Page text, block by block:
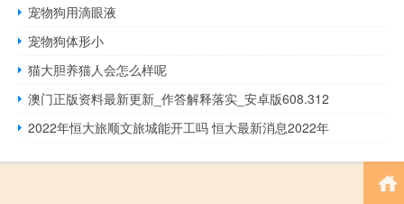
宠物狗用滴眼液
宠物狗体形小
猫大胆养猫人会怎么样呢
澳门正版资料最新更新_作答解释落实_安卓版608.312
2022年恒大旅顺文旅城能开工吗 恒大最新消息2022年